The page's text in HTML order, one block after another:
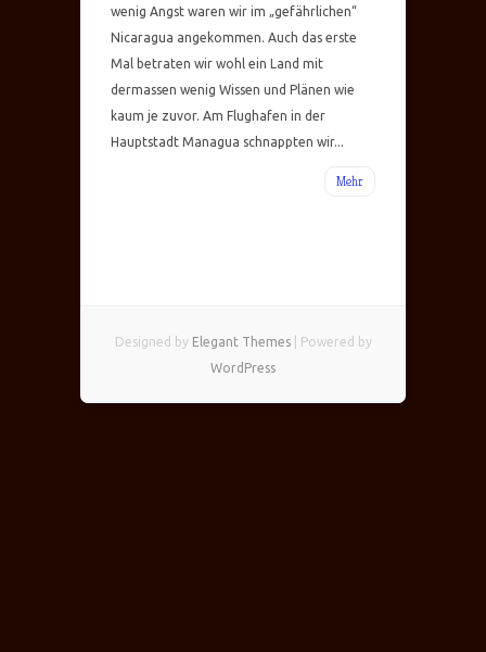
wenig Angst waren wir im „gefährlichen“
Nicaragua angekommen. Auch das erste
Mal betraten wir wohl ein Land mit
dermassen wenig Wissen und Plänen wie
kaum je zuvor. Am Flughafen in der
Hauptstadt Managua schnappten wir...
Mehr
Designed by Elegant Themes| Powered by
WordPress